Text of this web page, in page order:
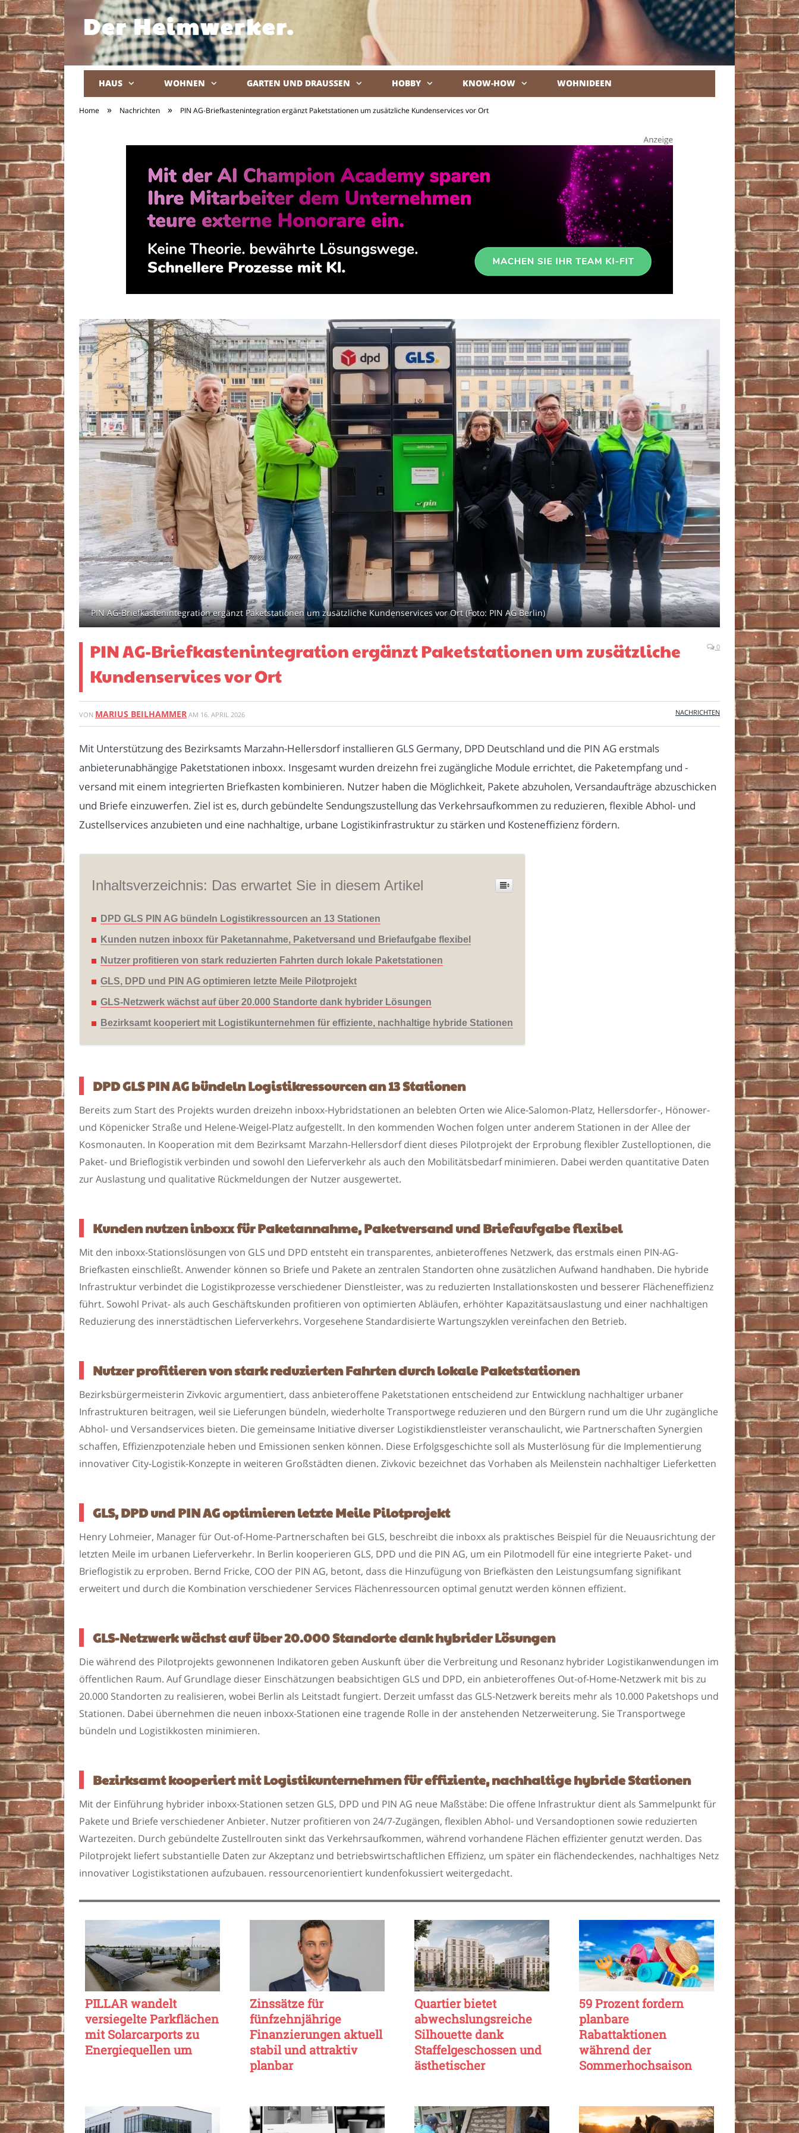
HAUS WOHNEN GARTEN UND DRAUSSEN HOBBY KNOW-HOW WOHNIDEEN
Home » Nachrichten » PIN AG-Briefkastenintegration ergänzt Paketstationen um zusätzliche Kundenservices vor Ort
PIN AG-Briefkastenintegration ergänzt Paketstationen um zusätzliche Kundenservices vor Ort (Foto: PIN AG Berlin)
PIN AG-Briefkastenintegration ergänzt Paketstationen um zusätzliche
Kundenservices vor Ort
0
VON MARIUS BEILHAMMER AM 16. APRIL 2026 NACHRICHTEN
Mit Unterstützung des Bezirksamts Marzahn-Hellersdorf installieren GLS Germany, DPD Deutschland und die PIN AG erstmals
anbieterunabhängige Paketstationen inboxx. Insgesamt wurden dreizehn frei zugängliche Module errichtet, die Paketempfang und -
versand mit einem integrierten Briefkasten kombinieren. Nutzer haben die Möglichkeit, Pakete abzuholen, Versandaufträge abzuschicken
und Briefe einzuwerfen. Ziel ist es, durch gebündelte Sendungszustellung das Verkehrsaufkommen zu reduzieren, flexible Abhol- und
Zustellservices anzubieten und eine nachhaltige, urbane Logistikinfrastruktur zu stärken und Kosteneffizienz fördern.
Inhaltsverzeichnis: Das erwartet Sie in diesem Artikel
DPD GLS PIN AG bündeln Logistikressourcen an 13 Stationen
Kunden nutzen inboxx für Paketannahme, Paketversand und Briefaufgabe flexibel
Nutzer profitieren von stark reduzierten Fahrten durch lokale Paketstationen
GLS, DPD und PIN AG optimieren letzte Meile Pilotprojekt
GLS-Netzwerk wächst auf über 20.000 Standorte dank hybrider Lösungen
Bezirksamt kooperiert mit Logistikunternehmen für effiziente, nachhaltige hybride Stationen
DPD GLS PIN AG bündeln Logistikressourcen an 13 Stationen
Bereits zum Start des Projekts wurden dreizehn inboxx-Hybridstationen an belebten Orten wie Alice-Salomon-Platz, Hellersdorfer-, Hönower-
und Köpenicker Straße und Helene-Weigel-Platz aufgestellt. In den kommenden Wochen folgen unter anderem Stationen in der Allee der
Kosmonauten. In Kooperation mit dem Bezirksamt Marzahn-Hellersdorf dient dieses Pilotprojekt der Erprobung flexibler Zustelloptionen, die
Paket- und Brieflogistik verbinden und sowohl den Lieferverkehr als auch den Mobilitätsbedarf minimieren. Dabei werden quantitative Daten
zur Auslastung und qualitative Rückmeldungen der Nutzer ausgewertet.
Kunden nutzen inboxx für Paketannahme, Paketversand und Briefaufgabe flexibel
Mit den inboxx-Stationslösungen von GLS und DPD entsteht ein transparentes, anbieteroffenes Netzwerk, das erstmals einen PIN-AG-
Briefkasten einschließt. Anwender können so Briefe und Pakete an zentralen Standorten ohne zusätzlichen Aufwand handhaben. Die hybride
Infrastruktur verbindet die Logistikprozesse verschiedener Dienstleister, was zu reduzierten Installationskosten und besserer Flächeneffizienz
führt. Sowohl Privat- als auch Geschäftskunden profitieren von optimierten Abläufen, erhöhter Kapazitätsauslastung und einer nachhaltigen
Reduzierung des innerstädtischen Lieferverkehrs. Vorgesehene Standardisierte Wartungszyklen vereinfachen den Betrieb.
Nutzer profitieren von stark reduzierten Fahrten durch lokale Paketstationen
Bezirksbürgermeisterin Zivkovic argumentiert, dass anbieteroffene Paketstationen entscheidend zur Entwicklung nachhaltiger urbaner
Infrastrukturen beitragen, weil sie Lieferungen bündeln, wiederholte Transportwege reduzieren und den Bürgern rund um die Uhr zugängliche
Abhol- und Versandservices bieten. Die gemeinsame Initiative diverser Logistikdienstleister veranschaulicht, wie Partnerschaften Synergien
schaffen, Effizienzpotenziale heben und Emissionen senken können. Diese Erfolgsgeschichte soll als Musterlösung für die Implementierung
innovativer City-Logistik-Konzepte in weiteren Großstädten dienen. Zivkovic bezeichnet das Vorhaben als Meilenstein nachhaltiger Lieferketten
GLS, DPD und PIN AG optimieren letzte Meile Pilotprojekt
Henry Lohmeier, Manager für Out-of-Home-Partnerschaften bei GLS, beschreibt die inboxx als praktisches Beispiel für die Neuausrichtung der
letzten Meile im urbanen Lieferverkehr. In Berlin kooperieren GLS, DPD und die PIN AG, um ein Pilotmodell für eine integrierte Paket- und
Brieflogistik zu erproben. Bernd Fricke, COO der PIN AG, betont, dass die Hinzufügung von Briefkästen den Leistungsumfang signifikant
erweitert und durch die Kombination verschiedener Services Flächenressourcen optimal genutzt werden können effizient.
GLS-Netzwerk wächst auf über 20.000 Standorte dank hybrider Lösungen
Die während des Pilotprojekts gewonnenen Indikatoren geben Auskunft über die Verbreitung und Resonanz hybrider Logistikanwendungen im
öffentlichen Raum. Auf Grundlage dieser Einschätzungen beabsichtigen GLS und DPD, ein anbieteroffenes Out-of-Home-Netzwerk mit bis zu
20.000 Standorten zu realisieren, wobei Berlin als Leitstadt fungiert. Derzeit umfasst das GLS-Netzwerk bereits mehr als 10.000 Paketshops und
Stationen. Dabei übernehmen die neuen inboxx-Stationen eine tragende Rolle in der anstehenden Netzerweiterung. Sie Transportwege
bündeln und Logistikkosten minimieren.
Bezirksamt kooperiert mit Logistikunternehmen für effiziente, nachhaltige hybride Stationen
Mit der Einführung hybrider inboxx-Stationen setzen GLS, DPD und PIN AG neue Maßstäbe: Die offene Infrastruktur dient als Sammelpunkt für
Pakete und Briefe verschiedener Anbieter. Nutzer profitieren von 24/7-Zugängen, flexiblen Abhol- und Versandoptionen sowie reduzierten
Wartezeiten. Durch gebündelte Zustellrouten sinkt das Verkehrsaufkommen, während vorhandene Flächen effizienter genutzt werden. Das
Pilotprojekt liefert substantielle Daten zur Akzeptanz und betriebswirtschaftlichen Effizienz, um später ein flächendeckendes, nachhaltiges Netz
innovativer Logistikstationen aufzubauen. ressourcenorientiert kundenfokussiert weitergedacht.
PILLAR wandelt
versiegelte Parkflächen
mit Solarcarports zu
Energiequellen um
Zinssätze für
fünfzehnjährige
Finanzierungen aktuell
stabil und attraktiv
planbar
Quartier bietet
abwechslungsreiche
Silhouette dank
Staffelgeschossen und
ästhetischer
59 Prozent fordern
planbare
Rabattaktionen
während der
Sommerhochsaison